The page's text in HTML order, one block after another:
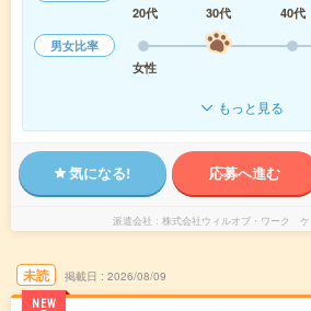
20代
30代 40代
男女比率
女性
もっと見る
気になる! 応募へ進む
派遣会社 株式会社ウィルオブ・ワーク ケ
未読
NEW
掲載日 2026/08/09